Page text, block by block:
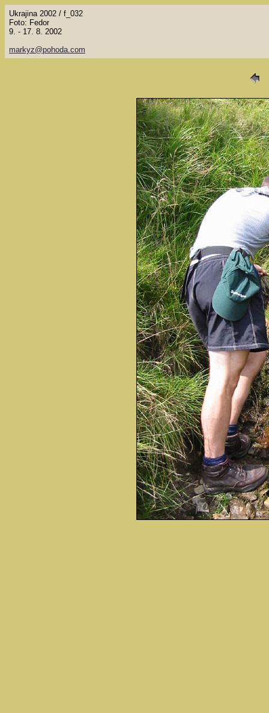
Ukrajina 2002 / f_032
Foto: Fedor
9. - 17. 8. 2002
markyz@pohoda.com